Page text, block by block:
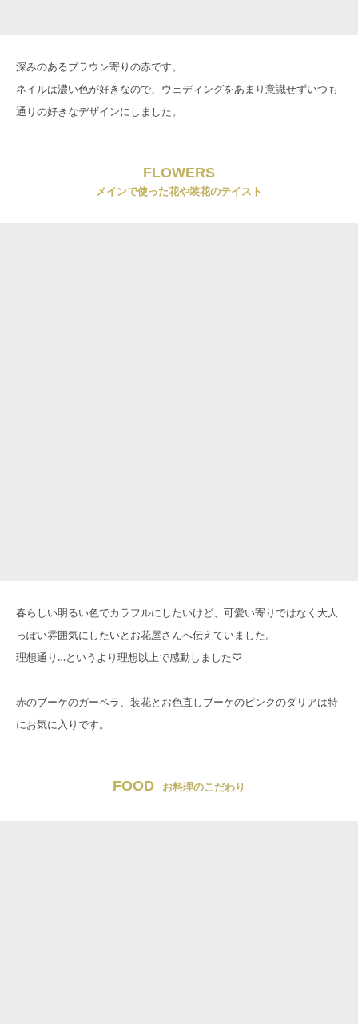
深みのあるブラウン寄りの赤です。
ネイルは濃い色が好きなので、ウェディングをあまり意識せずいつも
通りの好きなデザインにしました。
FLOWERS
メインで使った花や装花のテイスト
春らしい明るい色でカラフルにしたいけど、可愛い寄りではなく大人
っぽい雰囲気にしたいとお花屋さんへ伝えていました。
理想通り…というより理想以上で感動しました♡
赤のブーケのガーベラ、装花とお色直しブーケのピンクのダリアは特
にお気に入りです。
FOOD お料理のこだわり